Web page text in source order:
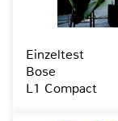
Einzeltest
Bose
L1 Compact